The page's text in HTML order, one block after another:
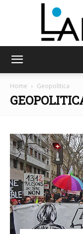
Home Geopolitica